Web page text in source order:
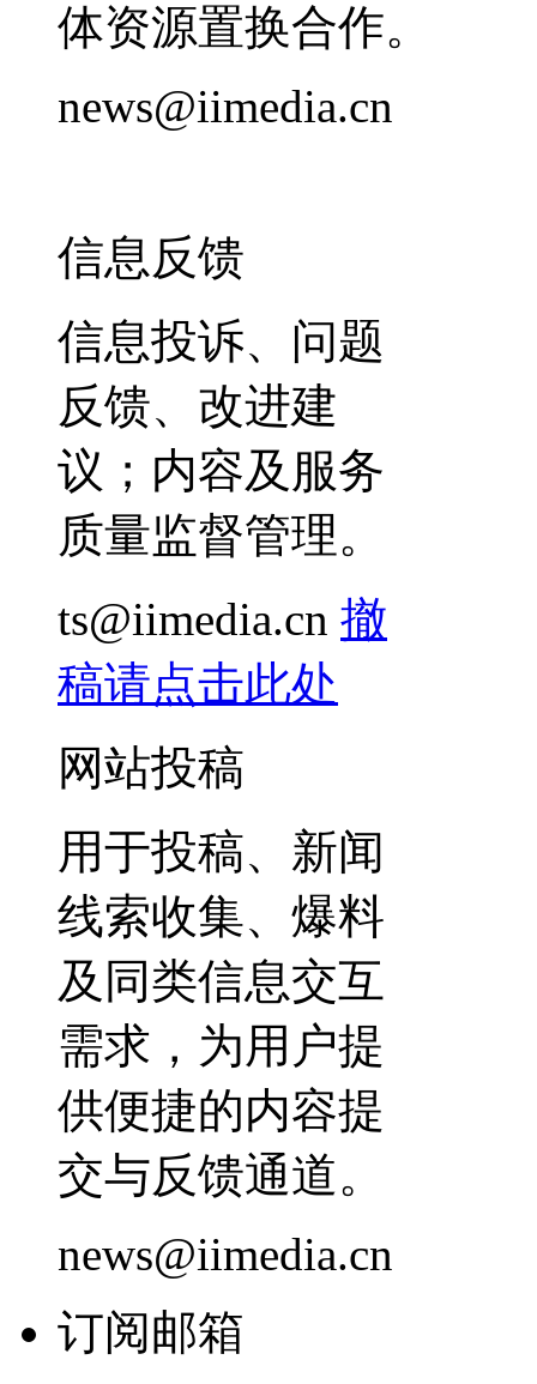
体资源置换合作。
news@iimedia.cn
信息反馈
信息投诉、问题
反馈、改进建
议；内容及服务
质量监督管理。
ts@iimedia.cn 撤
稿请点击此处
网站投稿
用于投稿、新闻
线索收集、爆料
及同类信息交互
需求，为用户提
供便捷的内容提
交与反馈通道。
news@iimedia.cn
订阅邮箱